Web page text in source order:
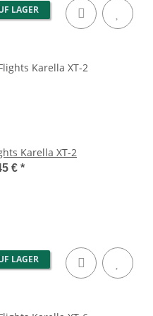
LAGER
Karella XT-2
€ *
LAGER